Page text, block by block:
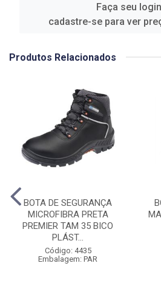
Faça seu
cadastre-se para ver
Produtos Relacionados
BOTA DE SEGURANÇA
MICROFIBRA PRETA
PREMIER TAM 35 BICO
PLÁST...
Código: 4435
Embalagem: PAR